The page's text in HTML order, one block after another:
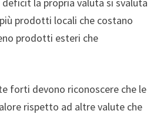
prodotti locali che costano
prodotti esteri che
forti devono riconoscere che le
rispetto ad altre valute che